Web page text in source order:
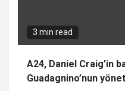
3 min read
A24, Daniel Craig’in
Guadagnino’nun